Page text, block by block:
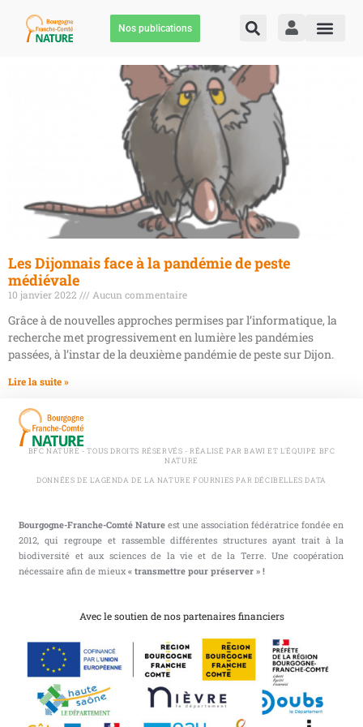
Nos publications
Les Dijonnais face à la pandémie de peste
médiévale
10 janvier 2022 Aucun commentaire
Grâce à de nouvelles approches permises par l’informatique, la
recherche met progressivement en lumière les pandémies
passées, à l’instar de la deuxième pandémie de peste sur Dijon.
Lire la suite »
BFC NATURE - TOUS DROITS RÉSERVÉS - RÉALISÉ PAR BAWI ET L'ÉQUIPE BFC
NATURE
DONNÉES DE L'AGENDA DE LA NATURE FOURNIES PAR DÉCIBELLES DATA
Bourgogne-Franche-Comté Nature est une association fédératrice fondée en
2012, qui regroupe et rassemble différentes structures ayant trait à la
biodiversité et aux sciences de la vie et de la Terre. Une coopération
nécessaire afin de mieux« transmettre pour préserver » !
Avec le soutien de nos partenaires financiers